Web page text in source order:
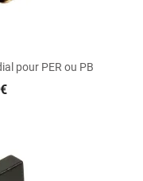
pour PER ou PB